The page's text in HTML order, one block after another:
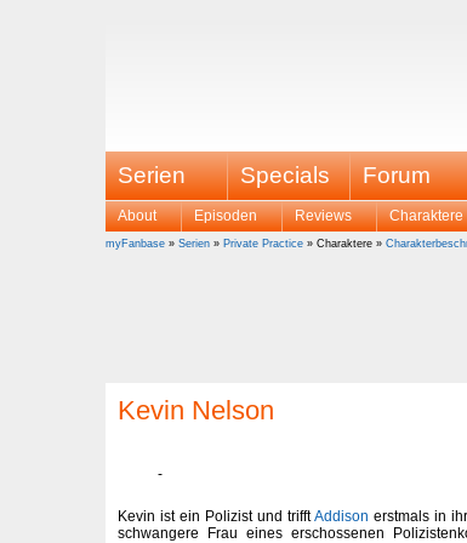
Serien Specials Forum
About Episoden Reviews Charaktere
myFanbase » Serien » Private Practice » Charaktere »
Kevin Nelson
Kevin ist ein Polizist und trifftAddison erstmals in
schwangere Frau eines erschossenen